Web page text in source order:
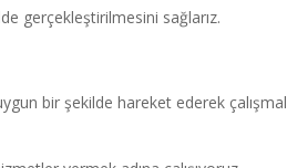
gerçekleştirilmesini sağlarız.
bir şekilde hareket ederek